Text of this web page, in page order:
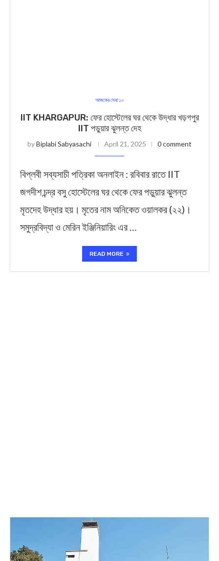
আজকের সেরা ১০
IIT KHARGAPUR: ফের হোস্টেলের ঘর থেকে উদ্ধার খড়গপুর
IIT পড়ুয়ার ঝুলন্ত দেহ
byBiplabi Sabyasachi April 21, 2025 0 comment
বিপ্লবী সব্যসাচী পত্রিকা অনলাইন : রবিবার রাতে IIT
জগদীশ চন্দ্র বসু হোস্টেলের ঘর থেকে ফের পড়ুয়ার ঝুলন্ত
মৃতদেহ উদ্ধার হয়। মৃতের নাম অনিকেত ওয়ালকর (২২)।
সমুদ্রবিদ্যা ও মেরিন ইঞ্জিনিয়ারিং এর …
READ MORE